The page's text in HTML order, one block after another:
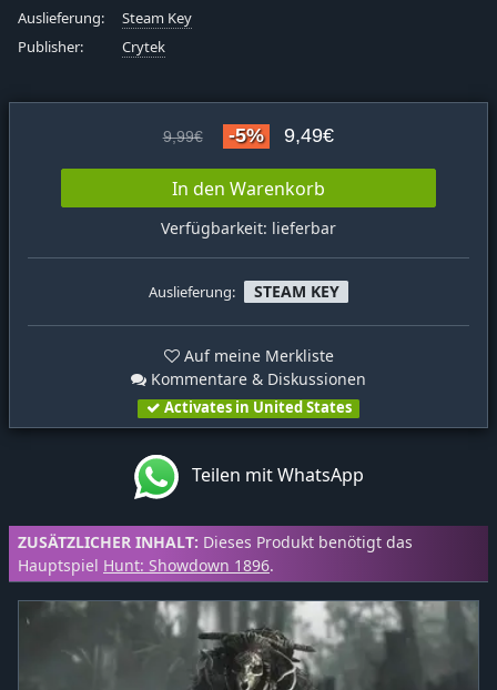
Auslieferung:
Steam Key
Publisher:
Crytek
9,99€ -5% 9,49€
In den Warenkorb
Verfügbarkeit: lieferbar
Auslieferung: STEAM KEY
Auf meine Merkliste
Kommentare & Diskussionen
Activates in United States
Teilen mit WhatsApp
ZUSÄTZLICHER INHALT: Dieses Produkt benötigt das
Hauptspiel Hunt: Showdown 1896.